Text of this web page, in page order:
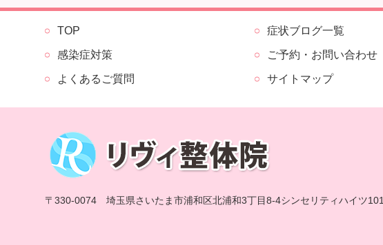
TOP 症状ブログ一覧
感染症対策 ご予約・お問い合わせ
よくあるご質問 サイトマップ
〒330-0074 埼玉県さいたま市浦和区北浦和3丁目8-4シンセリティハイツ101